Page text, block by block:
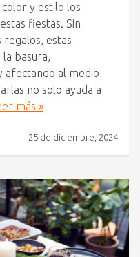
y estilo los
fiestas. Sin
estas
basura,
afectando al medio
no solo ayuda a
más »
25 de diciembre, 2024